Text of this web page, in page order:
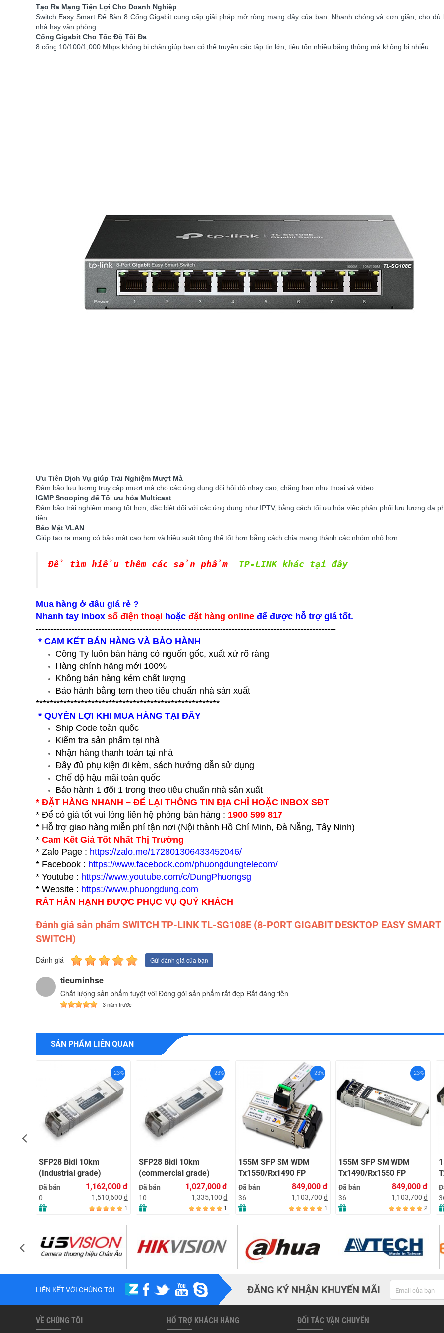
Tạo Ra Mạng Tiện Lợi Cho Doanh Nghiệp
Switch Easy Smart Để Bàn 8 Cổng Gigabit cung cấp giải pháp mở rộng mạng dây của bạn. Nhanh chóng và đơn giản, cho dù
nhà hay văn phòng.
Cổng Gigabit Cho Tốc Độ Tối Đa
8 cổng 10/100/1,000 Mbps không bị chặn giúp bạn có thể truyền các tập tin lớn, tiêu tốn nhiều băng thông mà không bị nhiễu.
Ưu Tiên Dịch Vụ giúp Trải Nghiệm Mượt Mà
Đảm bảo lưu lượng truy cập mượt mà cho các ứng dụng đòi hỏi độ nhạy cao, chẳng hạn như thoại và video
IGMP Snooping để Tối ưu hóa Multicast
Đảm bảo trải nghiệm mạng tốt hơn, đặc biệt đối với các ứng dụng như IPTV, bằng cách tối ưu hóa việc phân phối lưu lượng đa
tiện.
Bảo Mật VLAN
Giúp tạo ra mạng có bảo mật cao hơn và hiệu suất tổng thể tốt hơn bằng cách chia mạng thành các nhóm nhỏ hơn
Để tìm hiểu thêm các sản phẩm TP-LINK khác tại đây
Mua hàng ở đâu giá rẻ ?
Nhanh tay inbox số điện thoại hoặc đặt hàng online để được hỗ trợ giá tốt.
-----------------------------------------------------------------------------------------------------
* CAM KẾT BÁN HÀNG VÀ BẢO HÀNH
Công Ty luôn bán hàng có nguốn gốc, xuất xứ rõ ràng
Hàng chính hãng mới 100%
Không bán hàng kém chất lượng
Bảo hành bằng tem theo tiêu chuẩn nhà sản xuất
*****************************************************
* QUYỀN LỢI KHI MUA HÀNG TẠI ĐÂY
Ship Code toàn quốc
Kiểm tra sản phẩm tại nhà
Nhận hàng thanh toán tại nhà
Đầy đủ phụ kiện đi kèm, sách hướng dẫn sử dụng
Chế độ hậu mãi toàn quốc
Bảo hành 1 đổi 1 trong theo tiêu chuẩn nhà sản xuất
* ĐẶT HÀNG NHANH – ĐỂ LẠI THÔNG TIN ĐỊA CHỈ HOẶC INBOX SĐT
* Để có giá tốt vui lòng liên hệ phòng bán hàng : 1900 599 817
* Hỗ trợ giao hàng miễn phí tận nơi (Nội thành Hồ Chí Minh, Đà Nẵng, Tây Ninh)
* Cam Kết Giá Tốt Nhất Thị Trường
* Zalo Page : https://zalo.me/172801306433452046/
* Facebook : https://www.facebook.com/phuongdungtelecom/
* Youtube : https://www.youtube.com/c/DungPhuongsg
* Website : https://www.phuongdung.com
RẤT HÂN HẠNH ĐƯỢC PHỤC VỤ QUÝ KHÁCH
Đánh giá sản phẩm SWITCH TP-LINK TL-SG108E (8-PORT GIGABIT DESKTOP EASY SMART
SWITCH)
Đánh giá Gửi đánh giá của bạn
tieuminhse
Chất lượng sản phẩm tuyệt vời Đóng gói sản phẩm rất đẹp Rất đáng tiền
3 năm trước
SẢN PHẨM LIÊN QUAN
-23%
SFP28 Bidi 10km
(Industrial grade)
Đã bán
0
1,162,000 đ
1,510,600đ
1
-23%
SFP28 Bidi 10km
(commercial grade)
Đã bán
10
1,027,000đ
1,335,100đ
1
-23%
155M SFP SM WDM
Tx1550/Rx1490 FP
120KM LC with DDM
Đã bán
36
849,000đ
1,103,700đ
1
-23%
155M SFP SM WDM
Tx1490/Rx1550 FP
120KM LC with DDM
Đã bán
36
849,000 đ
1,103,700đ
2
LIÊN KẾT VỚI CHÚNG TÔI ĐĂNG KÝ NHẬN KHUYẾN MÃI
VỀ CHÚNG TÔI HỔ TRỢ KHÁCH HÀNG ĐỐI TÁC VẬN CHUYỂN